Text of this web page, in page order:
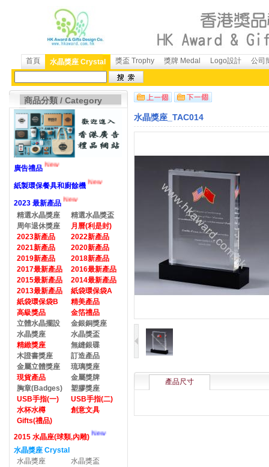
首頁 水晶獎座 Crystal 獎盃 Trophy 獎牌 Medal Logo設計 公司
商品分類 / Category
廣告禮品 New
紙製環保餐具和廚餘機 New
2023 最新產品
New
精選水晶獎座
精選水晶獎盃
周年退休獎座
月曆(利是封)
2023新產品
2022新產品
2021新產品
2020新產品
2019新產品
2018新產品
2017最新產品
2016最新產品
2015最新產品
2014最新產品
2013最新產品
紙袋環保袋A
紙袋環保袋B
精美產品
高級獎品
金箔禮品
立體水晶擺設
金銀銅獎座
水晶獎座
水晶獎盃
精緻獎座
無縫銀碟
木證書獎座
訂造產品
金屬立體獎座
琉璃獎座
現貨產品
金屬獎牌
胸章(Badges)
塑膠獎座
USB手指(一)
USB手指(二)
水杯水樽
創意文具
Gifts(禮品)
2015 水晶座(球類,內雕)
New
水晶獎座 Crystal
水晶獎座
水晶獎盃
水晶獎座_TAC014
產品尺寸